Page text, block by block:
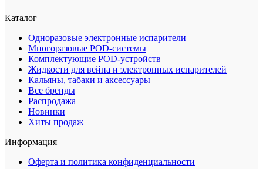
Каталог
Одноразовые электронные испарители
Многоразовые POD-системы
Комплектующие POD-устройств
Жидкости для вейпа и электронных испарителей
Кальяны, табаки и аксессуары
Все бренды
Распродажа
Новинки
Хиты продаж
Информация
Оферта и политика конфиденциальности